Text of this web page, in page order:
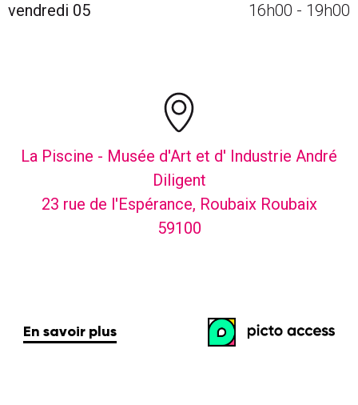
La Piscine - Musée d'Art et d' Industrie André
Diligent
23 rue de l'Espérance, Roubaix Roubaix
59100
vendredi 05 16h00 - 19h00